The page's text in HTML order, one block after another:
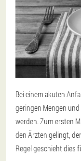
Bei einem akuten
geringen Mengen
werden. Zum ersten
den Ärzten gelingt,
Regel geschieht dies